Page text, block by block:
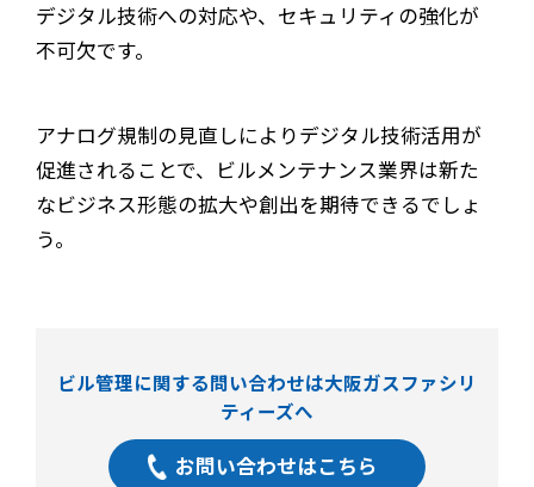
デジタル技術への対応や、セキュリティの強化が
不可欠です。
アナログ規制の見直しによりデジタル技術活用が
促進されることで、ビルメンテナンス業界は新た
なビジネス形態の拡大や創出を期待できるでしょ
う。
ビル管理に関する問い合わせは大阪ガスファシリ
ティーズへ
お問い合わせはこちら